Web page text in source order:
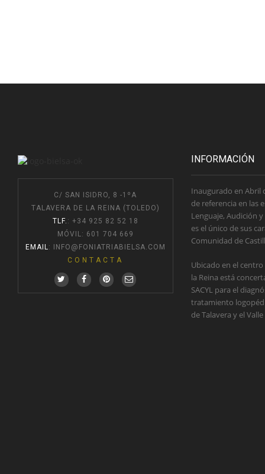
C/ SAN ISIDRO, 8 -1ºA
TALAVERA DE LA REINA (TOLEDO)
TLF. : +34 925 82 52 18
MÓVIL: 601 704 669
EMAIL:
INFO@FONIATRIABIELSA.COM
CONTACTA
INFORMACIÓN
Inaugurado en Abril
de referencia en las
Lenguaje, Audición
es el único de sus
Comunidad de
Ubicado en el
la Reina está
SACYL para el
tratamiento
de Talavera y el